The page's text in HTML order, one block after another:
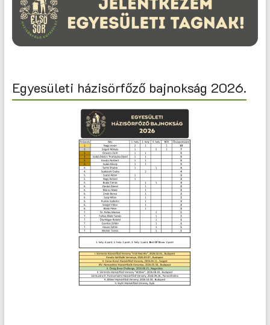
Egyesületi házisörfőző bajnokság 2026.